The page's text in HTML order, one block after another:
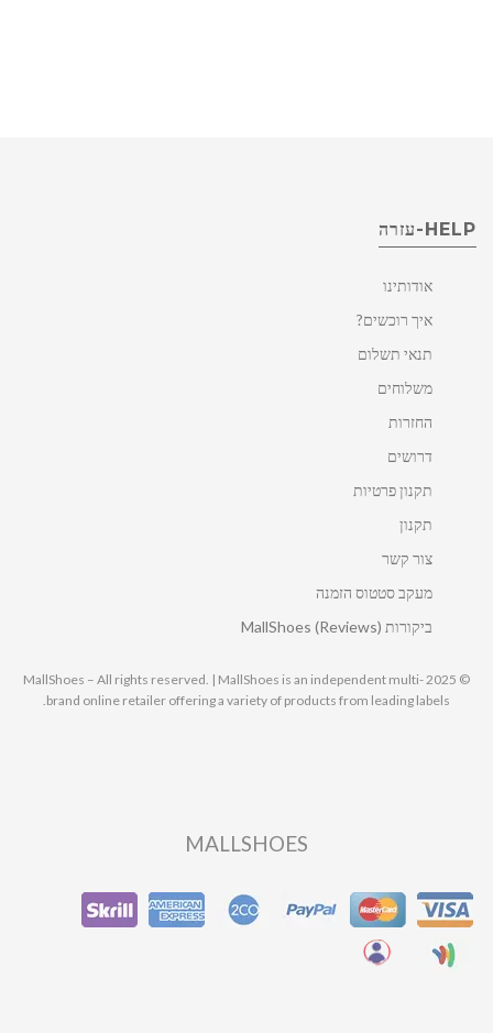
HELP-עזרה
אודותינו
איך רוכשים?
תנאי תשלום
משלוחים
החזרות
דרושים
תקנון פרטיות
תקנון
צור קשר
מעקב סטטוס הזמנה
ביקורות MallShoes (Reviews)
© 2025 MallShoes – All rights reserved. | MallShoes is an independent multi-
brand online retailer offering a variety of products from leading labels.
MALLSHOES